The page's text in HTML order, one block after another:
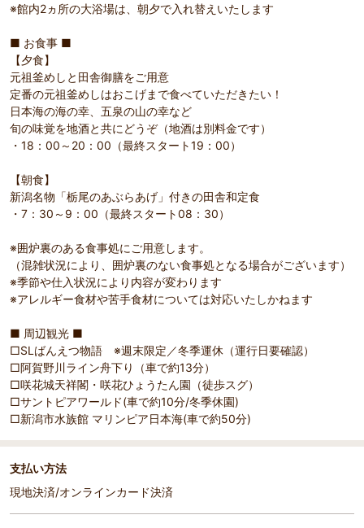
※館内2ヵ所の大浴場は、朝夕で入れ替えいたします
■ お食事 ■
【夕食】
元祖釜めしと田舎御膳をご用意
定番の元祖釜めしはおこげまで食べていただきたい！
日本海の海の幸、五泉の山の幸など
旬の味覚を地酒と共にどうぞ（地酒は別料金です）
・18：00～20：00（最終スタート19：00）
【朝食】
新潟名物「栃尾のあぶらあげ」付きの田舎和定食
・7：30～9：00（最終スタート08：30）
※囲炉裏のある食事処にご用意します。
（混雑状況により、囲炉裏のない食事処となる場合がございます）
※季節や仕入状況により内容が変わります
※アレルギー食材や苦手食材については対応いたしかねます
■ 周辺観光 ■
□SLばんえつ物語 ※週末限定／冬季運休（運行日要確認）
□阿賀野川ライン舟下り（車で約13分）
□咲花城天祥閣・咲花ひょうたん園（徒歩スグ）
□サントピアワールド(車で約10分/冬季休園)
□新潟市水族館 マリンピア日本海(車で約50分)
支払い方法
現地決済/オンラインカード決済